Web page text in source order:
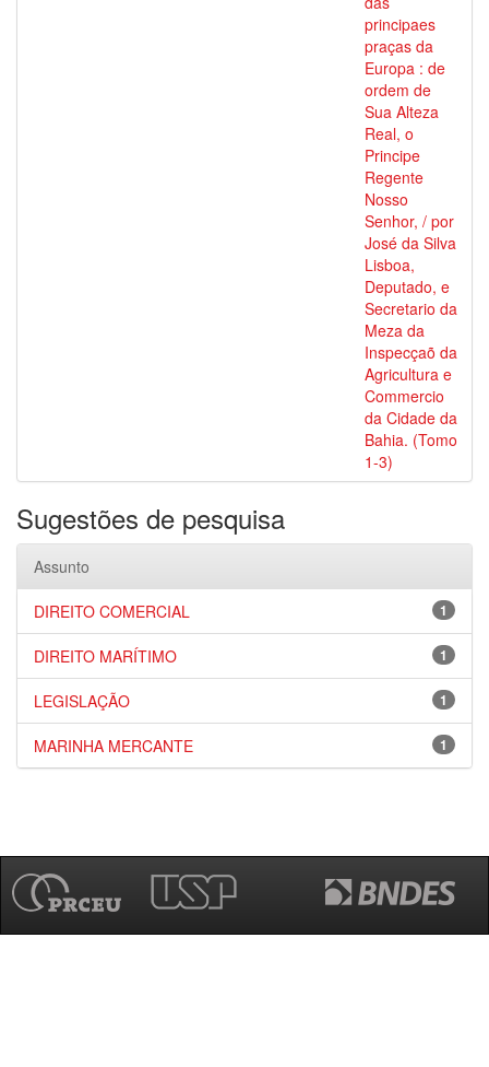
principaes
praças da
Europa : de
ordem de
Sua Alteza
Real, o
Principe
Regente
Nosso
Senhor, / por
José da Silva
Lisboa,
Deputado, e
Secretario da
Meza da
Inspecçaõ da
Agricultura e
Commercio
da Cidade da
Bahia. (Tomo
1-3)
Sugestões de pesquisa
Assunto
1
DIREITO COMERCIAL
1
DIREITO MARÍTIMO
1
LEGISLAÇÃO
1
MARINHA MERCANTE